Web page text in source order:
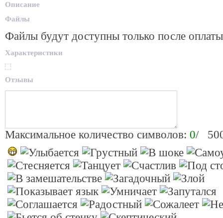
Описание
Файлы
Файлы будут доступны только после оплаты
Характеристики
Отзывы
Максимальное количество символов: 0/